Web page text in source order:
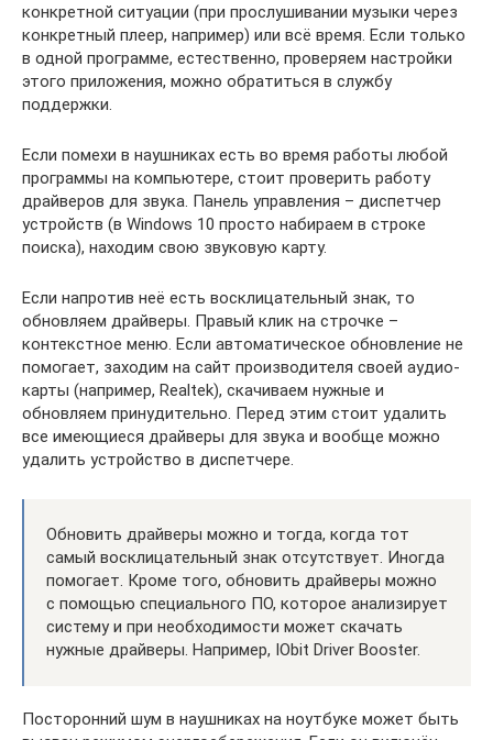
конкретной ситуации (при прослушивании музыки через
конкретный плеер, например) или всё время. Если только
в одной программе, естественно, проверяем настройки
этого приложения, можно обратиться в службу
поддержки.
Если помехи в наушниках есть во время работы любой
программы на компьютере, стоит проверить работу
драйверов для звука. Панель управления – диспетчер
устройств (в Windows 10 просто набираем в строке
поиска), находим свою звуковую карту.
Если напротив неё есть восклицательный знак, то
обновляем драйверы. Правый клик на строчке –
контекстное меню. Если автоматическое обновление не
помогает, заходим на сайт производителя своей аудио-
карты (например, Realtek), скачиваем нужные и
обновляем принудительно. Перед этим стоит удалить
все имеющиеся драйверы для звука и вообще можно
удалить устройство в диспетчере.
Обновить драйверы можно и тогда, когда тот
самый восклицательный знак отсутствует. Иногда
помогает. Кроме того, обновить драйверы можно
с помощью специального ПО, которое анализирует
систему и при необходимости может скачать
нужные драйверы. Например, IObit Driver Booster.
Посторонний шум в наушниках на ноутбуке может быть